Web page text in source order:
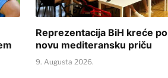
Reprezentacija BiH kreće po
novu mediteransku priču
9. Augusta 2026.